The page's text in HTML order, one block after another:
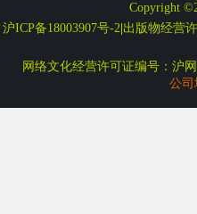
Copyright
沪ICP备18003907号-2| 出版物经营
网络文化经营许可证编号：沪
公司